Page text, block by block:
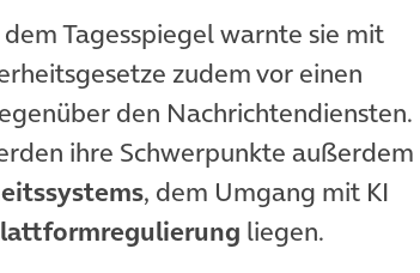
in neuem Tab)
Tagesspiegel warnte sie mit
zudem vor einen
den Nachrichtendiensten.
ihre Schwerpunkte außerdem
, dem Umgang mit KI
liegen.